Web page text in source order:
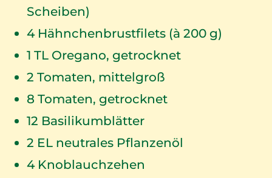
Scheiben)
4Hähnchenbrustfilets (à 200 g)
1 TL Oregano, getrocknet
2 Tomaten, mittelgroß
8 Tomaten, getrocknet
12 Basilikumblätter
2 EL neutrales Pflanzenöl
4Knoblauchzehen